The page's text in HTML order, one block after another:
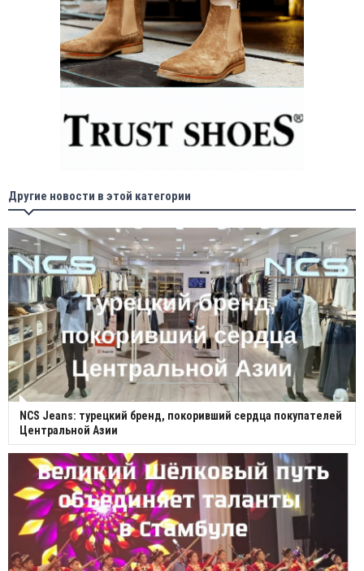
Другие новости в этой категории
NCS Jeans: турецкий бренд, покоривший сердца покупателей
Центральной Азии